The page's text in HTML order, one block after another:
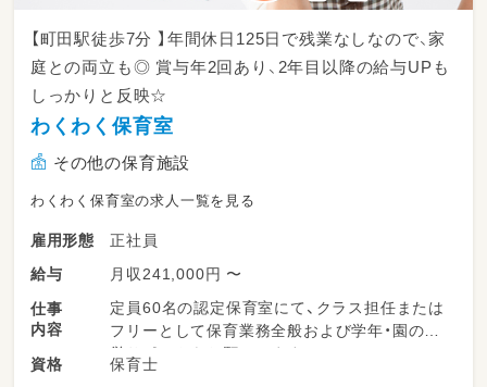
【町田駅徒歩7分 】年間休日125日で残業なしなので、家
庭との両立も◎ 賞与年2回あり、2年目以降の給与UPも
しっかりと反映☆
わくわく保育室
その他の保育施設
わくわく保育室の求人一覧を見る
雇用形態
正社員
給与
月収241,000円 〜
仕事
内容
定員60名の認定保育室にて、クラス担任または
フリーとして保育業務全般および学年・園の運
営サポートをお願いします。
資格 保育士